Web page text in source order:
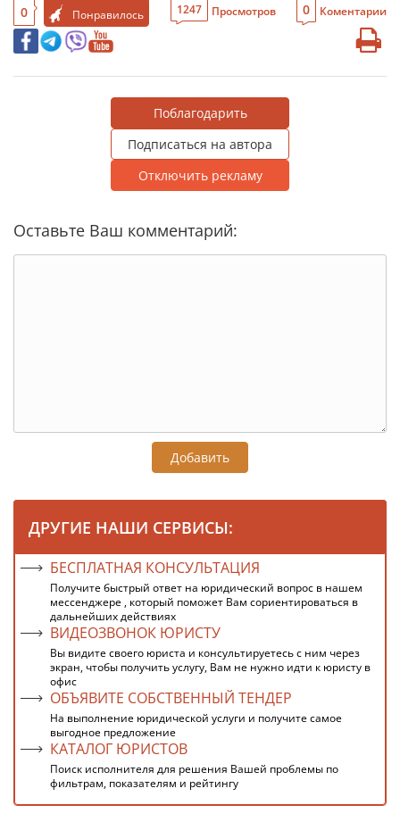
0 Понравилось 1247 Просмотров 0 Коментарии
Поблагодарить
Подписаться на автора
Отключить рекламу
Оставьте Ваш комментарий:
Добавить
ДРУГИЕ НАШИ СЕРВИСЫ:
БЕСПЛАТНАЯ КОНСУЛЬТАЦИЯ
Получите быстрый ответ на юридический вопрос в нашем
мессенджере , который поможет Вам сориентироваться в
дальнейших действиях
ВИДЕОЗВОНОК ЮРИСТУ
Вы видите своего юриста и консультируетесь с ним через
экран, чтобы получить услугу, Вам не нужно идти к юристу в
офис
ОБЪЯВИТЕ СОБСТВЕННЫЙ ТЕНДЕР
На выполнение юридической услуги и получите самое
выгодное предложение
КАТАЛОГ ЮРИСТОВ
Поиск исполнителя для решения Вашей проблемы по
фильтрам, показателям и рейтингу